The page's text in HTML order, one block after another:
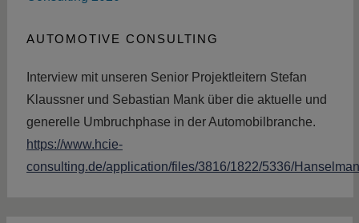
AUTOMOTIVE CONSULTING
Interview mit unseren Senior Projektleitern Stefan
Klaussner und Sebastian Mank über die aktuelle und
generelle Umbruchphase in der Automobilbranche.
https://www.hcie-
consulting.de/application/files/3816/1822/5336/